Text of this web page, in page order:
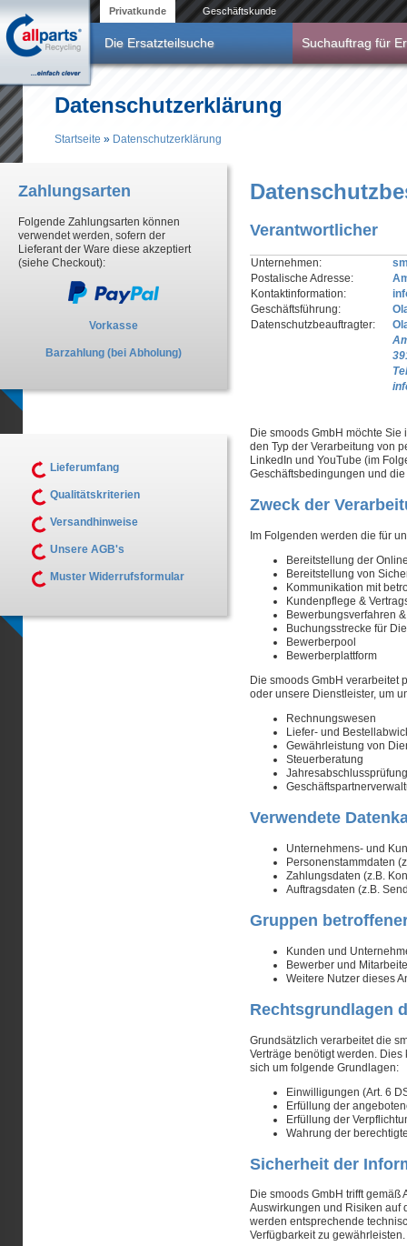
Privatkunde Geschäftskunde
Die Ersatzteilsuche Suchauftrag für
Datenschutzerklärung
Startseite » Datenschutzerklärung
Verantwortlicher
Unternehmen:
Postalische Adresse:
Kontaktinformation:
Geschäftsführung:
Datenschutzbeauftragter:
Die smoods GmbH möchte
den Typ der Verarbeitung von
LinkedIn und YouTube (im
Geschäftsbedingungen und
Zweck der
Im Folgenden werden die für
Bereitstellung der
Bereitstellung von
Kommunikation mit
Kundenpflege &
Bewerbungsverfahren
Buchungsstrecke für
Bewerberpool
Bewerberplattform
Die smoods GmbH verarbeitet
oder unsere Dienstleister, um
Rechnungswesen
Liefer- und
Gewährleistung von
Steuerberatung
Jahresabschlussprüfung
Verwendete
Unternehmens- und
Personenstammdaten
Zahlungsdaten (z.B.
Auftragsdaten (z.B.
Gruppen
Kunden und
Bewerber und
Weitere Nutzer dieses
Rechtsgrundlagen
Grundsätzlich verarbeitet die
Verträge benötigt werden.
sich um folgende Grundlagen:
Einwilligungen (Art. 6
Erfüllung der
Erfüllung der
Wahrung der
Sicherheit der
Die smoods GmbH trifft gemäß
Auswirkungen und Risiken auf
werden entsprechende
Verfügbarkeit zu gewährleisten.
Zahlungsarten
Folgende Zahlungsarten können
verwendet werden, sofern der
Lieferant der Ware diese akzeptiert
(siehe Checkout):
Vorkasse
Barzahlung (bei Abholung)
Lieferumfang
Qualitätskriterien
Versandhinweise
Unsere AGB's
Muster Widerrufsformular